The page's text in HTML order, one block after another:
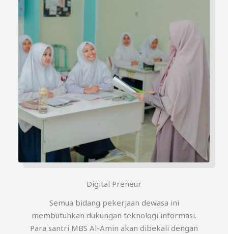
Digital Preneur
Semua bidang pekerjaan dewasa ini
membutuhkan dukungan teknologi informasi.
Para santri MBS Al-Amin akan dibekali dengan